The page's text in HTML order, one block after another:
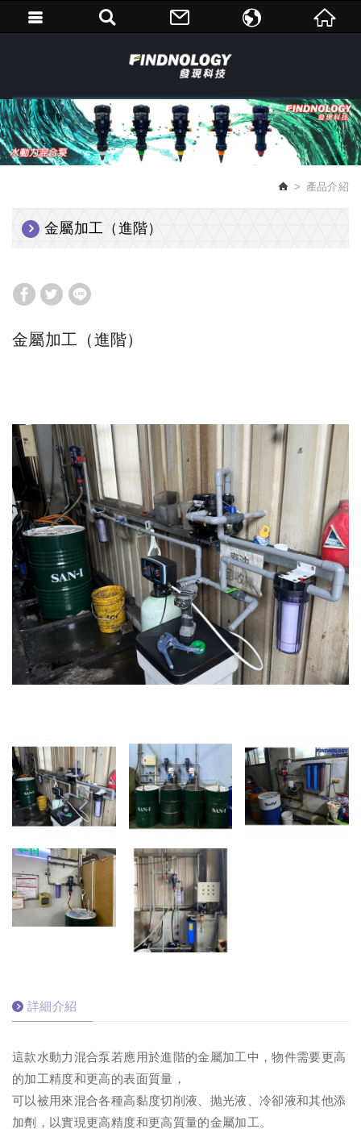
產品介紹
金屬加工（進階）
金屬加工（進階）
詳細介紹
這款水動力混合泵若應用於進階的金屬加工中，物件需要更高
的加工精度和更高的表面質量，
可以被用來混合各種高黏度切削液、抛光液、冷卻液和其他添
加劑，以實現更高精度和更高質量的金屬加工。
English